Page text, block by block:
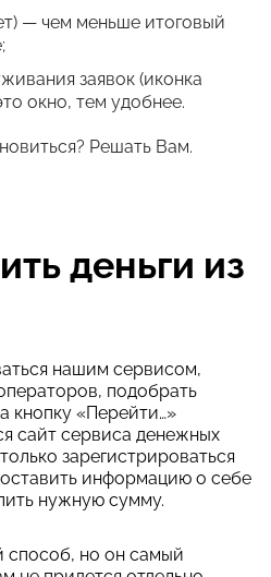
— чем меньше итоговый
заявок (иконка
окно, тем удобнее.
Решать Вам.
деньги из
нашим сервисом,
подобрать
кнопку «Перейти…»
сайт сервиса денежных
зарегистрироваться
информацию о себе
нужную сумму.
способ, но он самый